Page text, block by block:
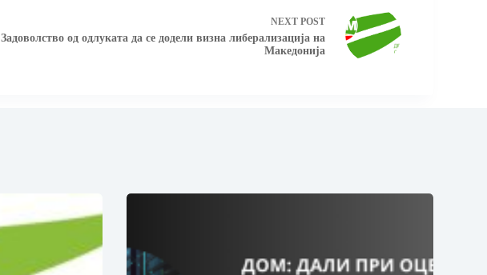
NEXT POST
Задоволство од одлуката да се додели визна либерализација на
Македонија